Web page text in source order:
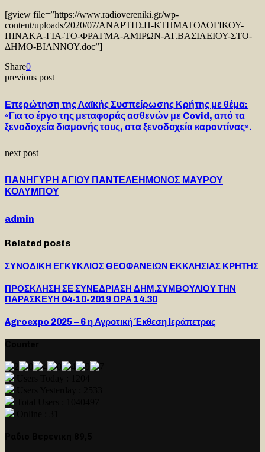
[gview file=”https://www.radiovereniki.gr/wp-
content/uploads/2020/07/ΑΝΑΡΤΗΣΗ-ΚΤΗΜΑΤΟΛΟΓΙΚΟΥ-
ΠΙΝΑΚΑ-ΓΙΑ-ΤΟ-ΦΡΑΓΜΑ-ΑΜΙΡΩΝ-ΑΓ.ΒΑΣΙΛΕΙΟΥ-ΣΤΟ-
ΔΗΜΟ-ΒΙΑΝΝΟΥ.doc”]
Share0
previous post
Επερώτηση της Λαϊκής Συσπείρωσης Κρήτης με θέμα:
«Για το έργο της μεταφοράς ασθενών με Covid, από τα
ξενοδοχεία διαμονής τους, στα ξενοδοχεία καραντίνας».
next post
ΠΑΝΗΓΥΡΗ ΑΓΙΟΥ ΠΑΝΤΕΛΕΗΜΟΝΟΣ ΜΑΥΡΟΥ
ΚΟΛΥΜΠΟΥ
admin
Related posts
ΣΥΝΟΔΙΚΗ ΕΓΚΥΚΛΙΟΣ ΘΕΟΦΑΝΕΙΩΝ ΕΚΚΛΗΣΙΑΣ ΚΡΗΤΗΣ
ΠΡΟΣΚΛΗΣΗ ΣΕ ΣΥΝΕΔΡΙΑΣΗ ΔΗΜ.ΣΥΜΒΟΥΛΙΟΥ ΤΗΝ
ΠΑΡΑΣΚΕΥΗ 04-10-2019 ΩΡΑ 14.30
Agroexpo 2025 – 6 η Αγροτική Έκθεση Ιεράπετρας